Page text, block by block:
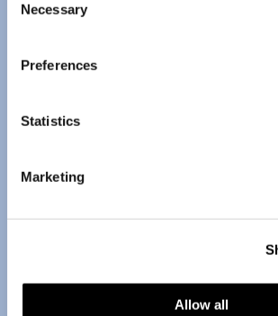
Selection
Necessary
Preferences
Statistics
Marketing
Allow all
Ett fotografi taget i entrén till Amos